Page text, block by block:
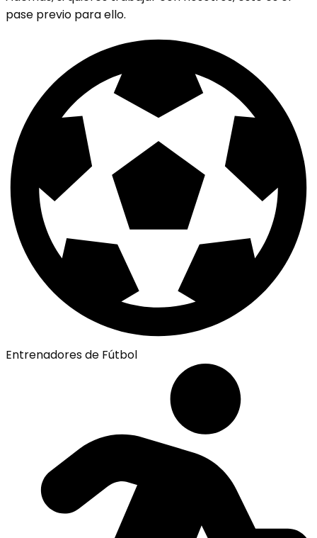
pase previo para ello.
Entrenadores de Fútbol